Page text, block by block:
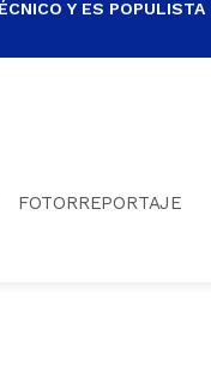
Y ES POPULISTA
FOTORREPORTAJE